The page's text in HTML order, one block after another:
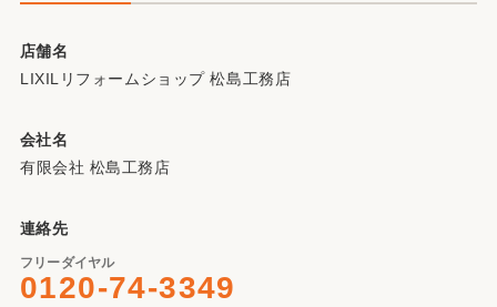
店舗名
LIXILリフォームショップ 松島工務店
会社名
有限会社 松島工務店
連絡先
フリーダイヤル
0120-74-3349